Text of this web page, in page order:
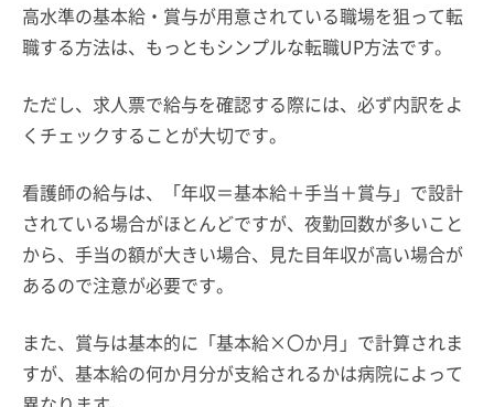
高水準の基本給・賞与が用意されている職場を狙って転
職する方法は、もっともシンプルな転職UP方法です。
ただし、求人票で給与を確認する際には、必ず内訳をよ
くチェックすることが大切です。
看護師の給与は、「年収＝基本給＋手当＋賞与」で設計
されている場合がほとんどですが、夜勤回数が多いこと
から、手当の額が大きい場合、見た目年収が高い場合が
あるので注意が必要です。
また、賞与は基本的に「基本給×〇か月」で計算されま
すが、基本給の何か月分が支給されるかは病院によって